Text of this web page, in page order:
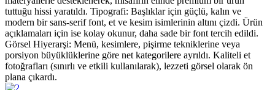
tuttuğu hissi yaratıldı. Tipografi: Başlıklar için güçlü, kalın ve
modern bir sans-serif font, et ve kesim isimlerinin altını çizdi. Ürün
açıklamaları için ise kolay okunur, daha sade bir font tercih edildi.
Görsel Hiyerarşi: Menü, kesimlere, pişirme tekniklerine veya
porsiyon büyüklüklerine göre net kategorilere ayrıldı. Kaliteli et
fotoğrafları (sınırlı ve etkili kullanılarak), lezzeti görsel olarak ön
plana çıkardı.